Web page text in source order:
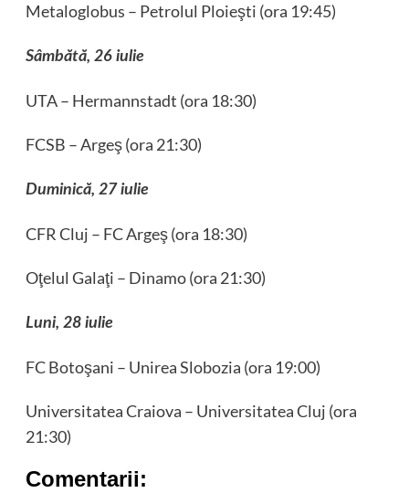
Metaloglobus – Petrolul Ploieşti (ora 19:45)
Sâmbătă, 26 iulie
UTA – Hermannstadt (ora 18:30)
FCSB – Argeş (ora 21:30)
Duminică, 27 iulie
CFR Cluj – FC Argeş (ora 18:30)
Oţelul Galaţi – Dinamo (ora 21:30)
Luni, 28 iulie
FC Botoşani – Unirea Slobozia (ora 19:00)
Universitatea Craiova – Universitatea Cluj (ora
21:30)
Comentarii: